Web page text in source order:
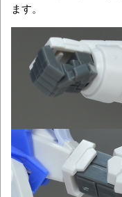
ます。